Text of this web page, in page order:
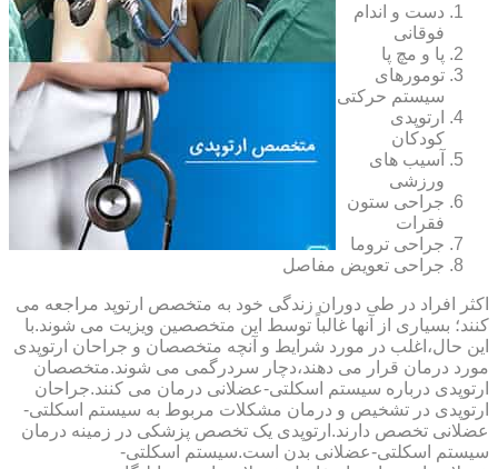
دست و اندام
فوقانی
پا و مچ پا
تومورهای
سیستم حرکتی
ارتوپدی
کودکان
آسیب های
ورزشی
جراحی ستون
فقرات
جراحی تروما
جراحی تعویض مفاصل
اکثر افراد در طی دوران زندگی خود به متخصص ارتوپد مراجعه می
کنند؛ بسیاری از آنها غالباً توسط این متخصصین ویزیت می شوند.با
این حال،اغلب در مورد شرایط و آنچه متخصصان و جراحان ارتوپدی
مورد درمان قرار می دهند،دچار سردرگمی می شوند.متخصصان
ارتوپدی درباره سیستم اسکلتی-عضلانی درمان می کنند.جراحان
ارتوپدی در تشخیص و درمان مشکلات مربوط به سیستم اسکلتی-
عضلانی تخصص دارند.ارتوپدی یک تخصص پزشکی در زمینه درمان
سیستم اسکلتی-عضلانی بدن است.سیستم اسکلتی-